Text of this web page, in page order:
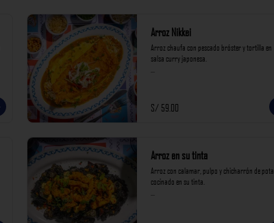
Arroz Nikkei
Arroz chaufa con pescado bróster y tortilla en
salsa curry japonesa.
S/ 59.00
Arroz en su tinta
Arroz con calamar, pulpo y chicharrón de pota
cocinado en su tinta.